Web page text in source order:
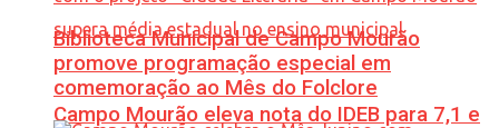
Campo Mourão eleva nota do IDEB para 7,1 e
Biblioteca Municipal de Campo Mourão
promove programação especial em
comemoração ao Mês do Folclore